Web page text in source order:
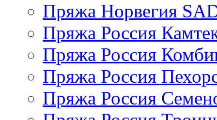
Пряжа Норвегия
Пряжа Россия
Пряжа Россия
Пряжа Россия
Пряжа Россия